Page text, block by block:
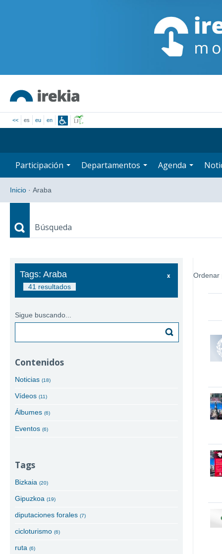
<< es eu en
Participación Departamentos Agenda
Inicio · Araba
Búsqueda
Tags: Araba
41 resultados
Sigue buscando...
Contenidos
Noticias(18)
Vídeos(11)
Álbumes(6)
Eventos(6)
Tags
Bizkaia(20)
Gipuzkoa(19)
diputaciones forales(7)
cicloturismo(6)
ruta(6)
Ordenar